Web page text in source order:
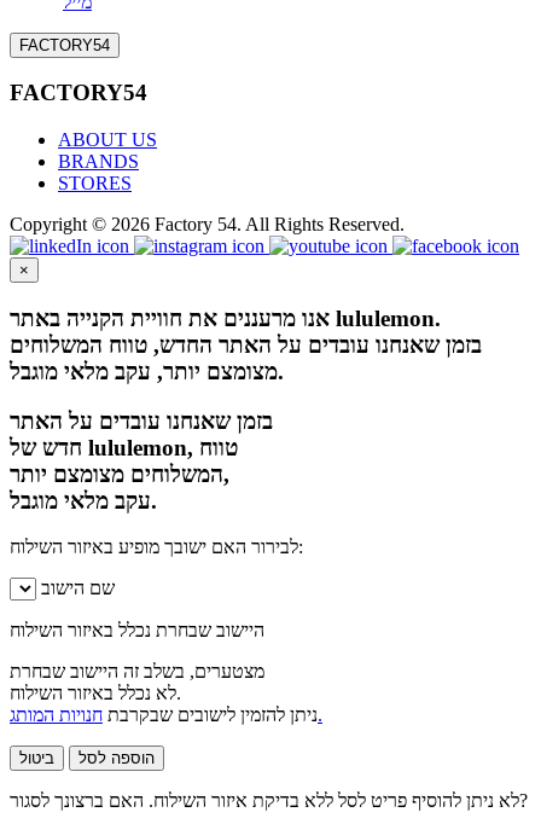
FACTORY54
FACTORY54
ABOUT US
BRANDS
STORES
Copyright © 2026 Factory 54. All Rights Reserved.
×
אנו מרעננים את חוויית הקנייה באתר lululemon.
בזמן שאנחנו עובדים על האתר החדש, טווח המשלוחים
מצומצם יותר, עקב מלאי מוגבל.
בזמן שאנחנו עובדים על האתר
חדש של lululemon, טווח
המשלוחים מצומצם יותר,
עקב מלאי מוגבל.
לבירור האם ישובך מופיע באיזור השילוח:
שם הישוב
היישוב שבחרת נכלל באיזור השילוח
מצטערים, בשלב זה היישוב שבחרת
לא נכלל באיזור השילוח.
ניתן להזמין לישובים שבקרבתחנויות המותג.
ביטול הוספה לסל
לא ניתן להוסיף פריט לסל ללא בדיקת איזור השילוח. האם ברצונך לסגור?